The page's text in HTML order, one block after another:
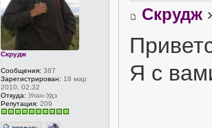
Скрудж
Сообщения: 387
Зарегистрирован: 18 мар
2010, 02:32
Откуда: Улан-Удэ
Репутация: 209
Скрудж
Я с